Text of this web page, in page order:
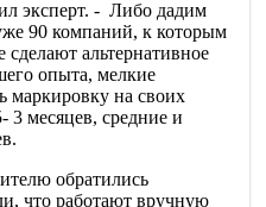
эксперт. - Либо дадим
90 компаний, к которым
альтернативное
опыта, мелкие
маркировку на своих
3 месяцев, средние и
обратились
что работают вручную